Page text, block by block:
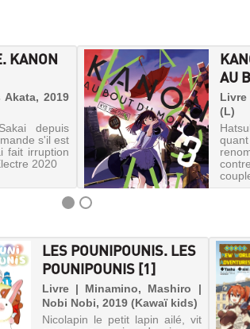
KANON
2019
depuis
s'il est
fait irruption
2020
AU
(L)
LES POUNIPOUNIS. LES
POUNIPOUNIS [1]
Livre | Minamino, Mashiro |
Nobi Nobi, 2019 (Kawaï kids)
Nicolapin le petit lapin ailé, vit